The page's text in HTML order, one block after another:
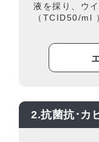
液を採り、ウ
（TCID50/ml
2.抗菌抗･カ